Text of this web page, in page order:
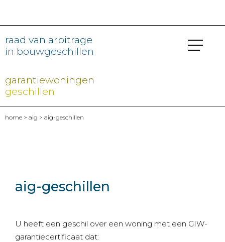
raad van arbitrage
in bouwgeschillen
garantiewoningen
geschillen
home > aig > aig-geschillen
aig-geschillen
U heeft een geschil over een woning met een GIW-
garantiecertificaat dat: